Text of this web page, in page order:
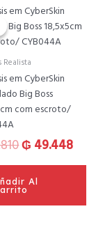
Realista
em CyberSkin
Big Boss
com escroto/
El
precio
original
era:
₲ 61.810.
₲ 49.448
precio
Al